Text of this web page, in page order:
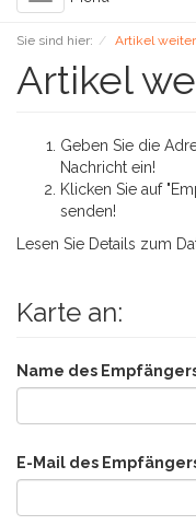
navigation
Sie sind hier: Artikel
Artikel
Geben Sie die
Nachricht ein!
Klicken Sie auf
senden!
Lesen Sie Details zum
Karte an:
Name des
E-Mail des